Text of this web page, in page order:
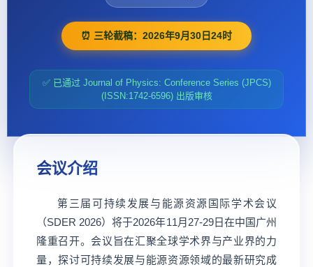
⏰ 三轮截稿：2026年9月30日24时
✅ 已通过 Journal of Physics: Conference Series (JPCS)
(ISSN:1742-6596) 出版审核
会议介绍
第三届可持续发展与能源资源国际学术会议
（SDER 2026）将于2026年11月27-29日在中国广州
隆重召开。会议旨在汇聚全球学术界与产业界的力
量，探讨可持续发展与能源资源领域的最新研究成